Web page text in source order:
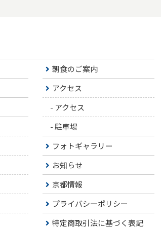
朝食のご案内
アクセス
- アクセス
- 駐車場
フォトギャラリー
お知らせ
京都情報
プライバシーポリシー
特定商取引法に基づく表記